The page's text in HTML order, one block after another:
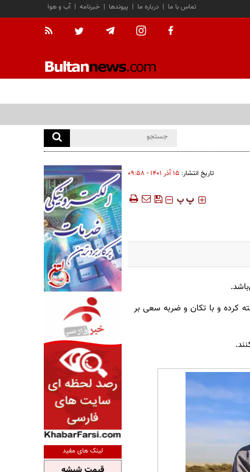
آب و هوا | خبرنامه | پیوندها | درباره ما | تماس با ما
تاریخ انتشار: ۱۵ آذر ۱۴۰۱ - ۰۹:۵۸
‍‍‍ پ پ
کرده و با تکان و ضربه سعی بر
لینک های مفید